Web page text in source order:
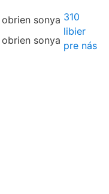
310
libier
pre nás